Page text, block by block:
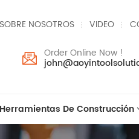
SOBRE NOSOTROS VIDEO
Order Online Now !
Herramientas De Construcción